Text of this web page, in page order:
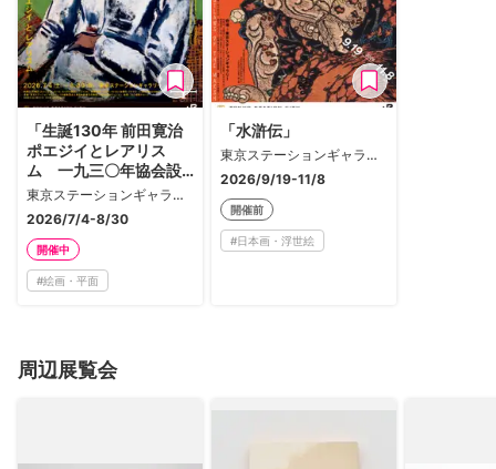
「生誕130年 前田寛治
ポエジイとレアリス
ム 一九三〇年協会設
立100年」
東京ステーションギャラリー
2026/7/4-8/30
開催中
#絵画・平面
「水滸伝」
東京ステーションギャラリー
2026/9/19-11/8
開催前
#日本画・浮世絵
周辺展覧会